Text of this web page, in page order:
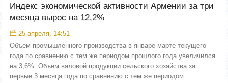
Индекс экономической активности Армении за три
месяца вырос на 12,2%
25 апреля, 14:51
Объем промышленного производства в январе-марте текущего
года по сравнению с тем же периодом прошлого года увеличился
на 3,6%. Объем валовой продукции сельского хозяйства за
первые 3 месяца года по сравнению с тем же периодом...